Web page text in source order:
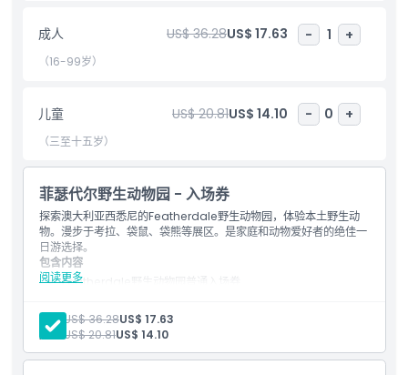
戴尔都提供了新南威尔士州最佳的野生动物体验之一。
包含项
儿童成人政策
排除项
营业时间
成人 US$ 36.28US$ 17.63 - 1 +
（16-99岁）
儿童 US$ 20.81US$ 14.10 - 0 +
（三至十五岁）
菲瑟代尔野生动物园 - 入场券
探索澳大利亚西悉尼的Featherdale野生动物园，体验本土野生动
物。漫步于考拉、袋鼠、袋熊等展区。是家庭和动物爱好者的绝佳一
日游选择。
阅读更多
包含内容
Featherdale野生动物园普通入场券
参观考拉、袋鼠、沙袋鼠和鸟类的栖息地。
全天享受野生动物展示及饲养员讲解。
成人: US$ 36.28US$ 17.63
儿童:
US$ 20.81US$ 14.10